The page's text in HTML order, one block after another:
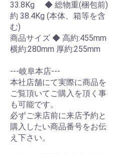
33.8Kg ◆ 総物重(梱包前)
約 38.4Kg (本体、箱等を含
む)
商品サイズ ◆ 高約:455mm
横約:280mm 厚約:255mm
---岐阜本店---
本社店舗にて実際に商品を
ご覧頂いてご購入を頂く事
も可能です。
必ずご来店前に来店予約と
購入したい商品番号をお伝
え下さい。